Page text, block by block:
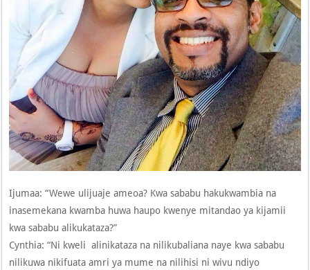
Ijumaa: “Wewe ulijuaje ameoa? Kwa sababu hakukwambia na
inasemekana kwamba huwa haupo kwenye mitandao ya kijamii
kwa sababu alikukataza?”
Cynthia: “Ni kweli alinikataza na nilikubaliana naye kwa sababu
nilikuwa nikifuata amri ya mume na nilihisi ni wivu ndiyo